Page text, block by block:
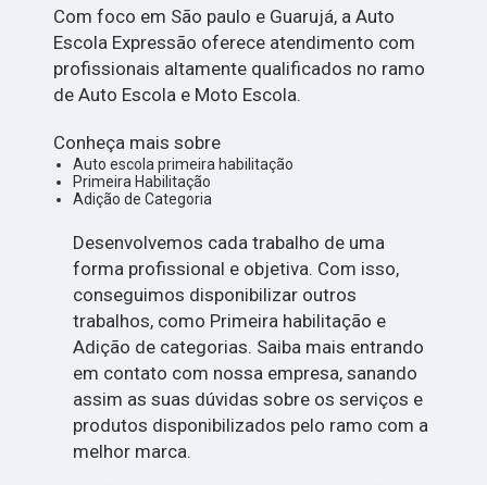
Com foco em São paulo e Guarujá, a Auto
Escola Expressão oferece atendimento com
profissionais altamente qualificados no ramo
de Auto Escola e Moto Escola.
Conheça mais sobre
Auto escola primeira habilitação
Primeira Habilitação
Adição de Categoria
Desenvolvemos cada trabalho de uma
forma profissional e objetiva. Com isso,
conseguimos disponibilizar outros
trabalhos, como Primeira habilitação e
Adição de categorias. Saiba mais entrando
em contato com nossa empresa, sanando
assim as suas dúvidas sobre os serviços e
produtos disponibilizados pelo ramo com a
melhor marca.